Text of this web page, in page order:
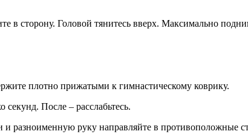
в сторону. Головой тянитесь вверх. Максимально
плотно прижатыми к гимнастическому коврику.
После – расслабьтесь.
и разноименную руку направляйте в противоположные